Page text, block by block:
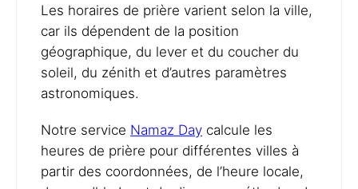
Les horaires de prière varient selon la ville,
car ils dépendent de la position
géographique, du lever et du coucher du
soleil, du zénith et d’autres paramètres
astronomiques.
Notre service Namaz Day calcule les
heures de prière pour différentes villes à
partir des coordonnées, de l’heure locale,